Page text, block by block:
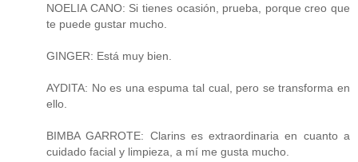
NOELIA CANO: Si tienes ocasión, prueba, porque creo que
te puede gustar mucho.
GINGER: Está muy bien.
AYDITA: No es una espuma tal cual, pero se transforma en
ello.
BIMBA GARROTE: Clarins es extraordinaria en cuanto a
cuidado facial y limpieza, a mí me gusta mucho.